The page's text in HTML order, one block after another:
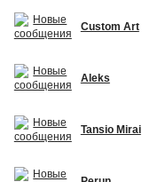
Custom Art
Aleks
Tansio Mirai